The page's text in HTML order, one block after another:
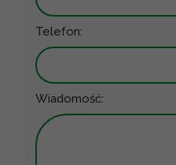
Telefon:
Wiadomość: